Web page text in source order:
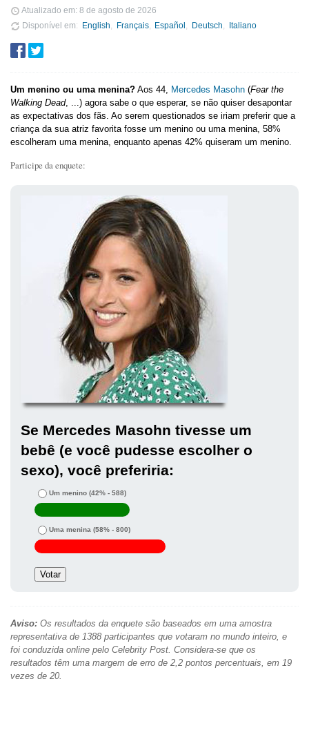
Atualizado em: 8 de agosto de 2026
Disponível em
English Français Español Deutsch Italiano
Um menino ou uma menina? Aos 44, Mercedes Masohn (Fear the
Walking Dead, ...) agora sabe o que esperar, se não quiser desapontar
as expectativas dos fãs. Ao serem questionados se iriam preferir que a
criança da sua atriz favorita fosse um menino ou uma menina, 58%
escolheram uma menina, enquanto apenas 42% quiseram um menino.
Participe da enquete:
Se Mercedes Masohn tivesse um
bebê (e você pudesse escolher o
sexo), você preferiria:
Um menino (42% - 588)
Uma menina (58% - 800)
Aviso: Os resultados da enquete são baseados em uma amostra
representativa de 1388 participantes que votaram no mundo inteiro, e
foi conduzida online pelo Celebrity Post. Considera-se que os
resultados têm uma margem de erro de 2,2 pontos percentuais, em 19
vezes de 20.